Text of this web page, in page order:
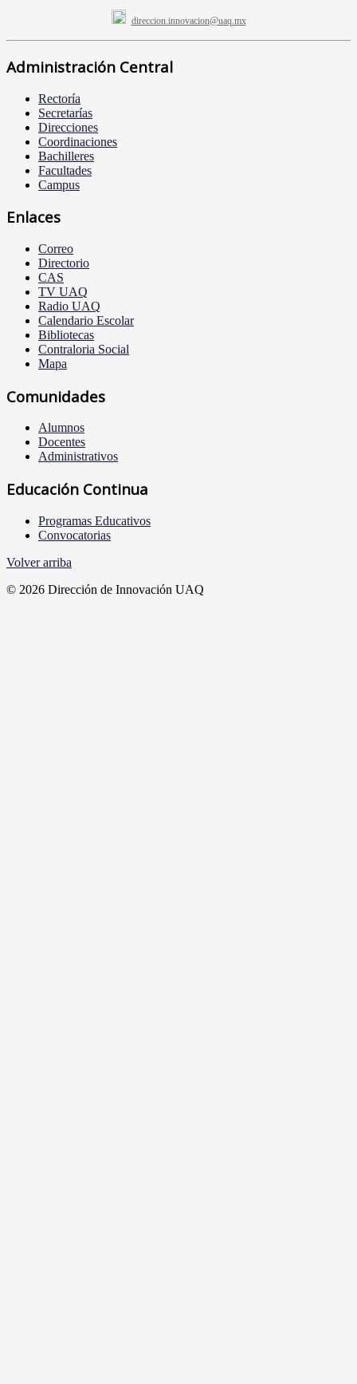
direccion.innovacion@uaq.mx
Administración Central
Rectoría
Secretarías
Direcciones
Coordinaciones
Bachilleres
Facultades
Campus
Enlaces
Correo
Directorio
CAS
TV UAQ
Radio UAQ
Calendario Escolar
Bibliotecas
Contraloria Social
Mapa
Comunidades
Alumnos
Docentes
Administrativos
Educación Continua
Programas Educativos
Convocatorias
Volver arriba
© 2026 Dirección de Innovación UAQ